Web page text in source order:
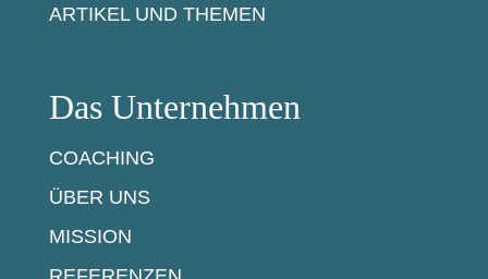
ARTIKEL UND THEMEN
Das Unternehmen
COACHING
ÜBER UNS
MISSION